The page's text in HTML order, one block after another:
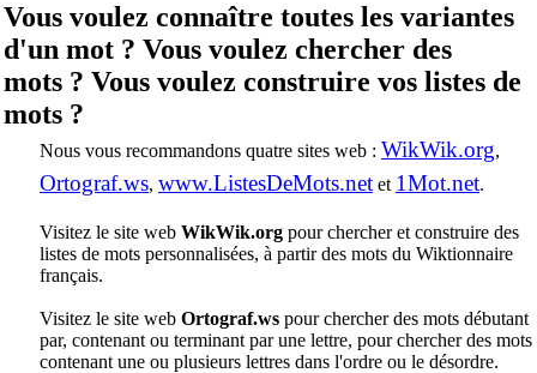
Vous voulez connaître toutes les variantes
d'un mot ? Vous voulez chercher des
mots ? Vous voulez construire vos listes de
mots ?
Nous vous recommandons quatre sites web : WikWik.org,
Ortograf.ws, www.ListesDeMots.net et 1Mot.net.
Visitez le site web WikWik.org pour chercher et construire des
listes de mots personnalisées, à partir des mots du Wiktionnaire
français.
Visitez le site web Ortograf.ws pour chercher des mots débutant
par, contenant ou terminant par une lettre, pour chercher des mots
contenant une ou plusieurs lettres dans l'ordre ou le désordre.